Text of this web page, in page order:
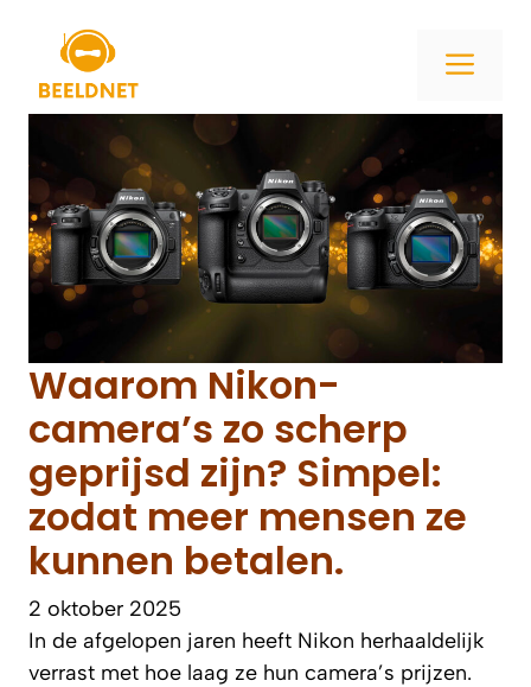
inhoud
Waarom Nikon-
camera’s zo scherp
geprijsd zijn? Simpel:
zodat meer mensen ze
kunnen betalen.
2 oktober 2025
In de afgelopen jaren heeft Nikon herhaaldelijk
verrast met hoe laag ze hun camera’s prijzen.